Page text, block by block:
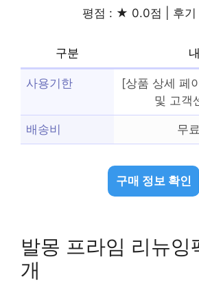
평점 : ★ 0.0점 | 후기
구분
사용기한
[상품 상세 페
및 고객
배송비 무
구매 정보 확인
발몽 프라임 리뉴잉
개